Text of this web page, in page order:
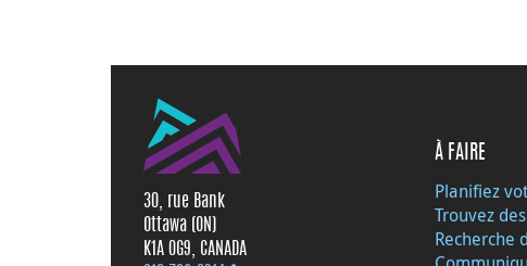
30, rue Bank
Ottawa (ON)
K1A 0G9, CANADA
À FAIRE
Planifiez
Trouvez
Recherche